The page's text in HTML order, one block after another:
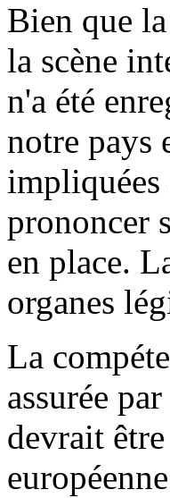
Bien que
la scène
n'a été
notre pays
impliquées
prononcer
en place.
organes
La
assurée
devrait